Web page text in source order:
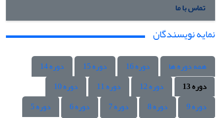
تماس با ما
نمایه نویسندگان
همه دوره ها دوره 16 دوره 15
دوره 14
دوره 13
دوره 12 دوره 11
دوره 10
دوره 9
دوره 8 دوره 7 دوره 6
دوره 5